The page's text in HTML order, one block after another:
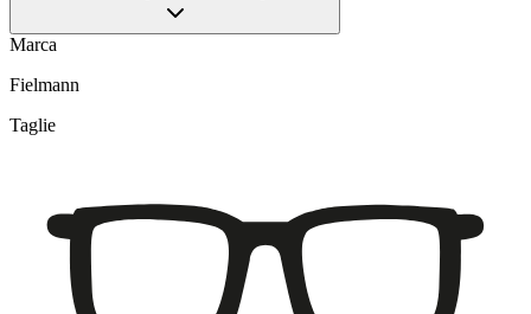
Marca
Fielmann
Taglie